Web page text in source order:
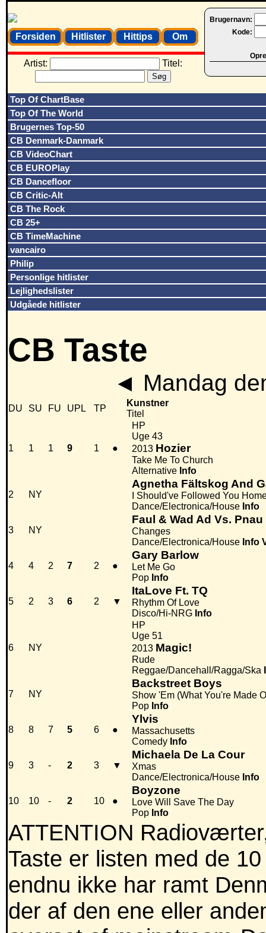
Brugernavn:
Kode:
Forsiden Hitlister Hittips Om
Artist: Titel:
Top Of ChartBase
Top Of The World
Brugernes Top-50
CB Denmark-Danmark
CB VideoChart
CB EUROPlay
CB Dancefloor
CB Critic-Alt
CB The Rock
CB 25+
CB TimeMachine
vancairo
Philip
Personlige hitlister
Lejlighedslister
Udgåede hitlister
CB Taste
◄ Mandag
DU SU FU UPL TP
Kunstner
Titel
1 1 1 9 1 ●
HP
Uge 43
2013 Hozier
Take Me To Church
Alternative Info
2 NY
Agnetha Fältskog And
I Should've Followed You
Dance/Electronica/House Info
3 NY
Faul & Wad Ad Vs. Pnau
Changes
Dance/Electronica/House Info
4 4 2 7 2 ●
Gary Barlow
Let Me Go
Pop Info
5 2 3 6 2 ▼
ItaLove Ft. TQ
Rhythm Of Love
Disco/Hi-NRG Info
6 NY
HP
Uge 51
2013 Magic!
Rude
Reggae/Dancehall/Ragga/Ska
7 NY
Backstreet Boys
Show 'Em (What You're Made
Pop Info
8 8 7 5 6 ●
Ylvis
Massachusetts
Comedy Info
9 3 - 2 3 ▼
Michaela De La Cour
Xmas
Dance/Electronica/House Info
10 10 - 2 10 ●
Boyzone
Love Will Save The Day
Pop Info
ATTENTION
Taste er listen med de
endnu ikke har ramt
der af den ene eller